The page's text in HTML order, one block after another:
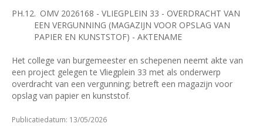
PH.12. OMV 2026168 - VLIEGPLEIN 33 - OVERDRACHT VAN
EEN VERGUNNING (MAGAZIJN VOOR OPSLAG VAN
PAPIER EN KUNSTSTOF) - AKTENAME
Het college van burgemeester en schepenen neemt akte van
een project gelegen te Vliegplein 33 met als onderwerp
overdracht van een vergunning; betreft een magazijn voor
opslag van papier en kunststof.
Publicatiedatum: 13/05/2026